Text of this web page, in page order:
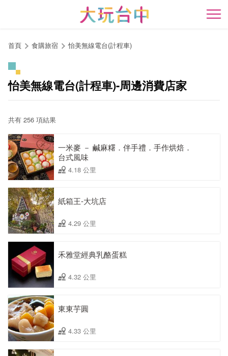
開
首頁 食購旅宿 怡美無線電台(計程車)
怡美無線電台(計程車)-周邊消費店家
共有 256 項結果
一米麥 － 鹹麻糬．伴手禮．手作烘焙．
台式風味
4.18 公里
紙箱王-大坑店
4.29 公里
禾雅堂經典乳酪蛋糕
4.32 公里
東東芋圓
4.33 公里